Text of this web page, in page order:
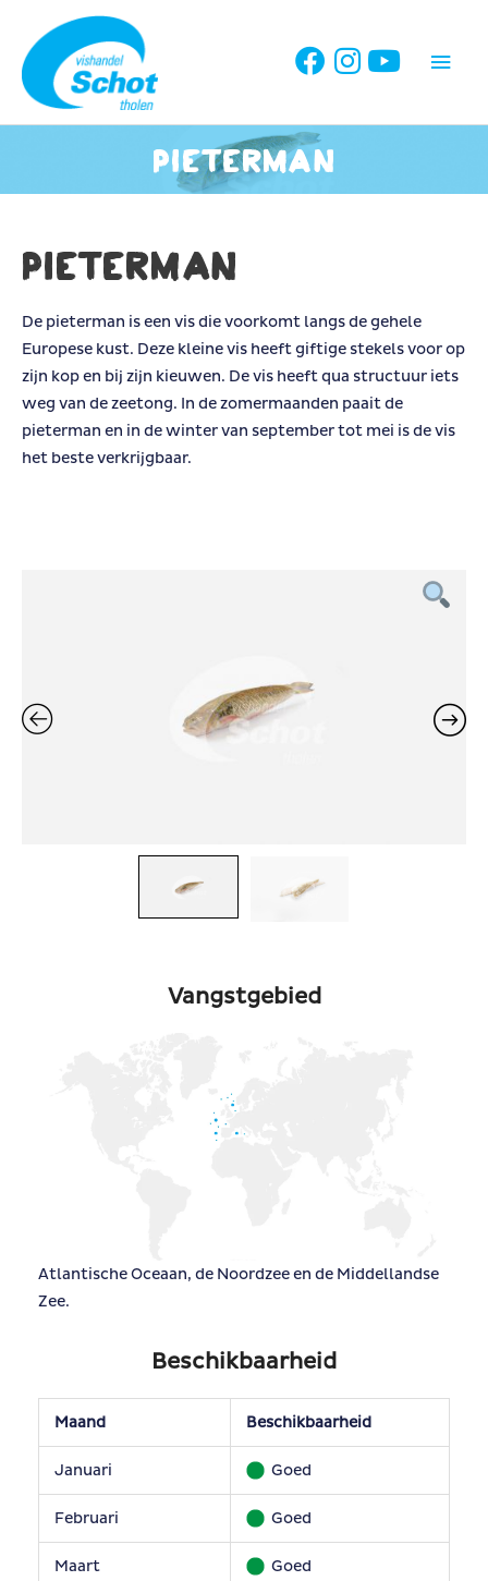
inhoud
Pieterman
Pieterman
De pieterman is een vis die voorkomt langs de gehele
Europese kust. Deze kleine vis heeft giftige stekels voor op
zijn kop en bij zijn kieuwen. De vis heeft qua structuur iets
weg van de zeetong. In de zomermaanden paait de
pieterman en in de winter van september tot mei is de vis
het beste verkrijgbaar.
Vangstgebied
Atlantische Oceaan, de Noordzee en de Middellandse
Zee.
Beschikbaarheid
Maand Beschikbaarheid
Januari Goed
Februari Goed
Maart Goed